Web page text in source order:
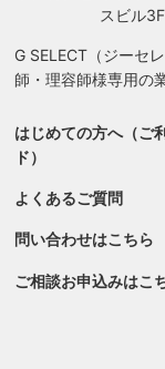
スビル3F
G SELECT（ジーセ
師・理容師様専用の
はじめての方へ（ご
ド）
よくあるご質問
問い合わせはこちら
ご相談お申込みはこ